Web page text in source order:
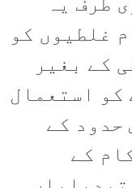
غلطیوں کو
کے بغیر
کو استعمال
حدود کے
کے